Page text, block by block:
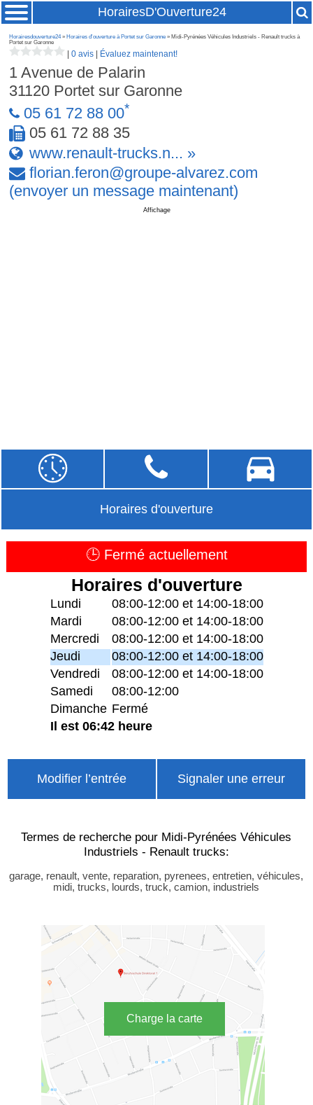
HorairesD'Ouverture24
Horairesdouverture24» Horaires d'ouverture à Portet sur Garonne » Midi-Pyrénées Véhicules Industriels - Renault trucks à
Portet sur Garonne
|0 avis Évaluez maintenant!
1 Avenue de Palarin
31120 Portet sur Garonne
05 61 72 88 00*
05 61 72 88 35
www.renault-trucks.n... »
florian.feron@groupe-alvarez.com
(envoyer un message maintenant)
Affichage
Horaires d'ouverture
🕒 Fermé actuellement
Horaires d'ouverture
Lundi
08:00-12:00 et 14:00-18:00
Mardi
08:00-12:00 et 14:00-18:00
Mercredi
08:00-12:00 et 14:00-18:00
Jeudi
08:00-12:00 et 14:00-18:00
Vendredi
08:00-12:00 et 14:00-18:00
Samedi
08:00-12:00
Dimanche Fermé
Il est 06:42 heure
Modifier l’entrée Signaler une erreur
Termes de recherche pour Midi-Pyrénées Véhicules
Industriels - Renault trucks:
garage, renault, vente, reparation, pyrenees, entretien, véhicules,
midi, trucks, lourds, truck, camion, industriels
Charge la carte